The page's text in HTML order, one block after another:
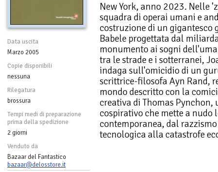
Data uscita
Marzo 2005
Copie disponibili
nessuna
Rilegatura
brossura
Tempi medi di preparazione
prima della spedizione
2 giorni
Venduto da
Bazaar del Fantastico
bazaar@delosstore.it
New York, anno 2023. Nelle
squadra di operai umani e
costruzione di un gigantesco
Babele progettata dal
monumento ai sogni
tra le strade e i sotterranei,
indaga sull'omicidio di un
scrittrice-filosofa Ayn Rand,
mondo descritto con la
creativa di Thomas
cospirativo che mette a nudo
contemporanea, dal
tecnologica alla catastrofe